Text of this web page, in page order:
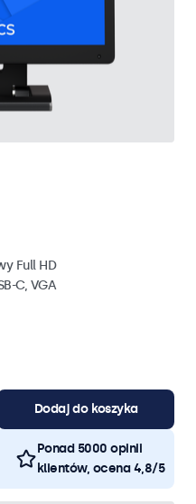
Full HD
C, VGA
Dodaj do koszyka
Ponad 5000 opinii
klientów, ocena 4,8/5